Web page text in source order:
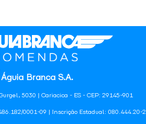
Branca S.A.
5030 | Cariacica - ES - CEP: 29145-901
0001-09 | Inscrição Estadual: 080.444.20-2